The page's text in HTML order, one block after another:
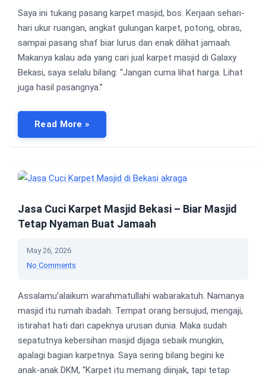
Saya ini tukang pasang karpet masjid, bos. Kerjaan sehari-
hari ukur ruangan, angkat gulungan karpet, potong, obras,
sampai pasang shaf biar lurus dan enak dilihat jamaah.
Makanya kalau ada yang cari jual karpet masjid di Galaxy
Bekasi, saya selalu bilang: “Jangan cuma lihat harga. Lihat
juga hasil pasangnya.”
Read More »
Jasa Cuci Karpet Masjid Bekasi – Biar Masjid
Tetap Nyaman Buat Jamaah
May 26, 2026
No Comments
Assalamu’alaikum warahmatullahi wabarakatuh. Namanya
masjid itu rumah ibadah. Tempat orang bersujud, mengaji,
istirahat hati dari capeknya urusan dunia. Maka sudah
sepatutnya kebersihan masjid dijaga sebaik mungkin,
apalagi bagian karpetnya. Saya sering bilang begini ke
anak-anak DKM, “Karpet itu memang diinjak, tapi tetap